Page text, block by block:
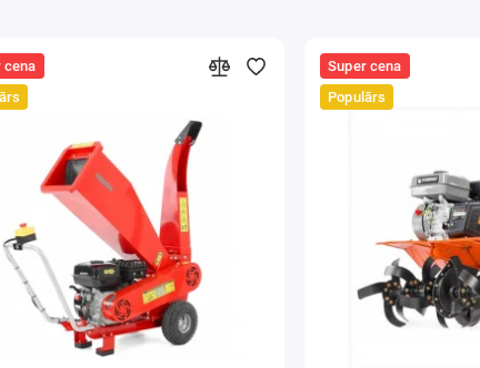
Atbilst Eiropas standartiem
dāvanas ideja
izturīgi materiāli
Zīmols KRUZZEL
krāsa: daudzkrāsains
Dzīvnieku skaits: 12 gab.
Dzīvnieka (govs) piemēra izmēri ir 6 x 9,5 x 3 cm.
svars: 0,334 kg
cena
Super cena
Populārs